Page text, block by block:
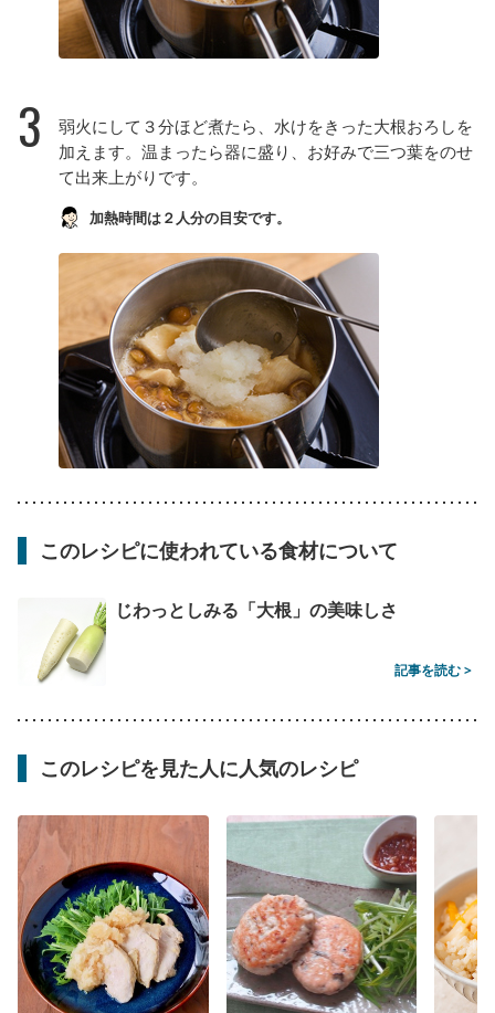
3
弱火にして３分ほど煮たら、水けをきった大根おろしを
加えます。温まったら器に盛り、お好みで三つ葉をのせ
て出来上がりです。
加熱時間は２人分の目安です。
このレシピに使われている食材について
じわっとしみる「大根」の美味しさ
記事を読む >
このレシピを見た人に人気のレシピ